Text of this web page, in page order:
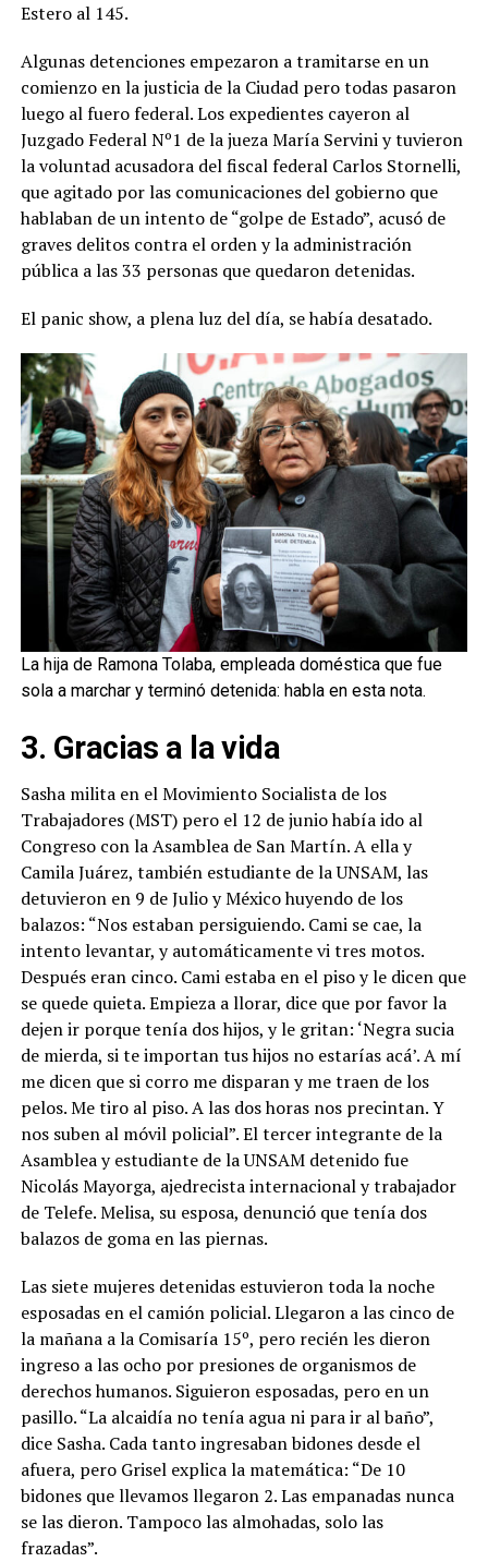
Estero al 145.
Algunas detenciones empezaron a tramitarse en un
comienzo en la justicia de la Ciudad pero todas pasaron
luego al fuero federal. Los expedientes cayeron al
Juzgado Federal Nº1 de la jueza María Servini y tuvieron
la voluntad acusadora del fiscal federal Carlos Stornelli,
que agitado por las comunicaciones del gobierno que
hablaban de un intento de “golpe de Estado”, acusó de
graves delitos contra el orden y la administración
pública a las 33 personas que quedaron detenidas.
El panic show, a plena luz del día, se había desatado.
La hija de Ramona Tolaba, empleada doméstica que fue
sola a marchar y terminó detenida: habla en esta nota.
3. Gracias a la vida
Sasha milita en el Movimiento Socialista de los
Trabajadores (MST) pero el 12 de junio había ido al
Congreso con la Asamblea de San Martín. A ella y
Camila Juárez, también estudiante de la UNSAM, las
detuvieron en 9 de Julio y México huyendo de los
balazos: “Nos estaban persiguiendo. Cami se cae, la
intento levantar, y automáticamente vi tres motos.
Después eran cinco. Cami estaba en el piso y le dicen que
se quede quieta. Empieza a llorar, dice que por favor la
dejen ir porque tenía dos hijos, y le gritan: ‘Negra sucia
de mierda, si te importan tus hijos no estarías acá’. A mí
me dicen que si corro me disparan y me traen de los
pelos. Me tiro al piso. A las dos horas nos precintan. Y
nos suben al móvil policial”. El tercer integrante de la
Asamblea y estudiante de la UNSAM detenido fue
Nicolás Mayorga, ajedrecista internacional y trabajador
de Telefe. Melisa, su esposa, denunció que tenía dos
balazos de goma en las piernas.
Las siete mujeres detenidas estuvieron toda la noche
esposadas en el camión policial. Llegaron a las cinco de
la mañana a la Comisaría 15º, pero recién les dieron
ingreso a las ocho por presiones de organismos de
derechos humanos. Siguieron esposadas, pero en un
pasillo. “La alcaidía no tenía agua ni para ir al baño”,
dice Sasha. Cada tanto ingresaban bidones desde el
afuera, pero Grisel explica la matemática: “De 10
bidones que llevamos llegaron 2. Las empanadas nunca
se las dieron. Tampoco las almohadas, solo las
frazadas”.